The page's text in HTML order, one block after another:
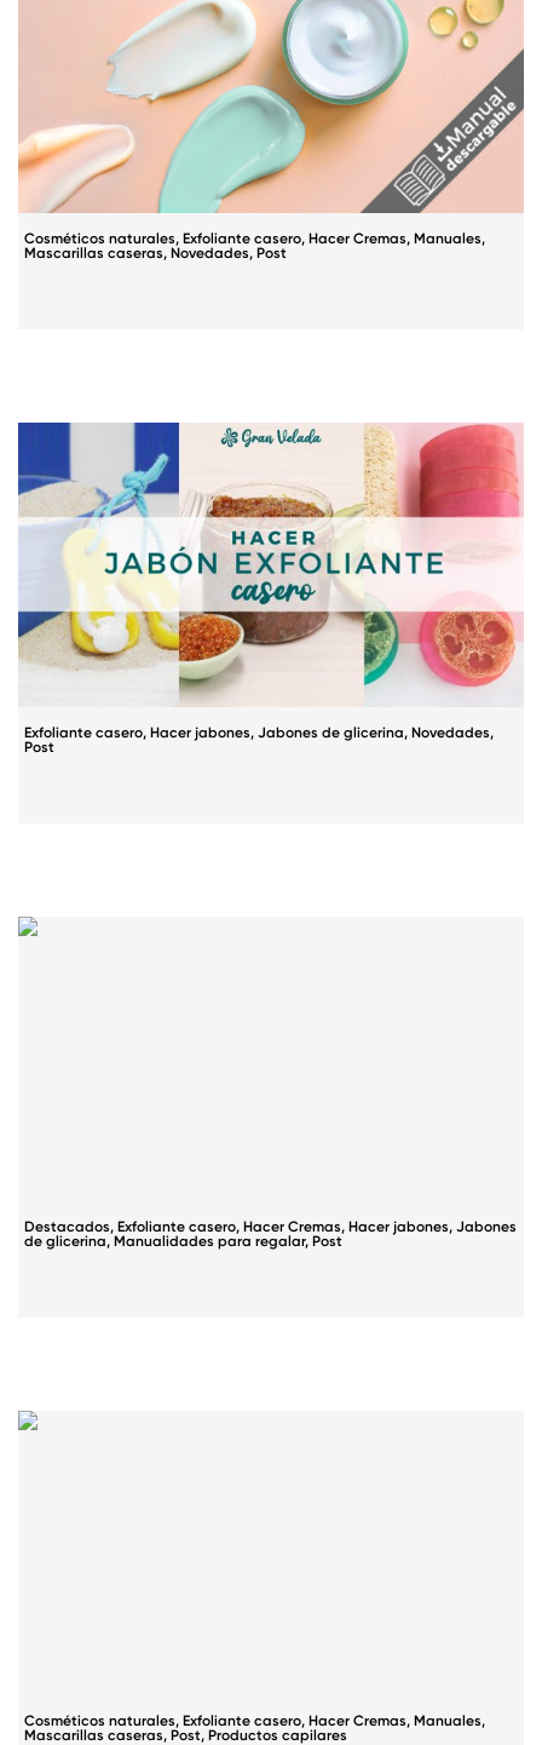
Cosméticos naturales, Exfoliante casero, Hacer Cremas, Manuales,
Mascarillas caseras, Novedades, Post
Exfoliante casero, Hacer jabones, Jabones de glicerina, Novedades,
Post
Destacados, Exfoliante casero, Hacer Cremas, Hacer jabones, Jabones
de glicerina,Manualidades para regalar, Post
Cosméticos naturales, Exfoliante casero, Hacer Cremas, Manuales,
Mascarillas caseras, Post, Productos capilares